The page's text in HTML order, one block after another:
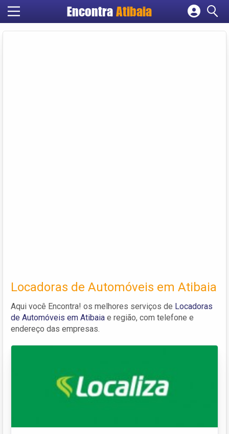
Encontra Atibaia
Cadastrar empresa
Locadoras de Automóveis em Atibaia
Aqui você Encontra! os melhores serviços de Locadoras
de Automóveis em Atibaia e região, com telefone e
endereço das empresas.